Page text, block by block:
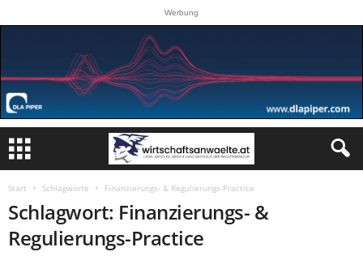
Werbung
Start Schlagworte Finanzierungs- & Regulierungs-Practice
Schlagwort: Finanzierungs- &
Regulierungs-Practice